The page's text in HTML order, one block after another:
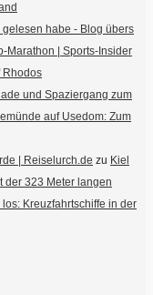
habe - Blog übers
Marathon | Sports-Insider
Rhodos
und Spaziergang zum
auf Usedom: Zum
| Reiselurch.de zu Kiel
der 323 Meter langen
los: Kreuzfahrtschiffe in der